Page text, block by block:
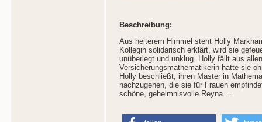
Beschreibung:
Aus heiterem Himmel steht Holly
Kollegin solidarisch erklärt, wird sie
unüberlegt und unklug. Holly fällt aus
Versicherungsmathematikerin hatte sie
Holly beschließt, ihren Master in
nachzugehen, die sie für Frauen
schöne, geheimnisvolle Reyna ...